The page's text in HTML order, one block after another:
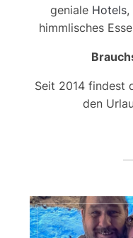
geniale Hotels,
himmlisches
Seit 2014 findest
den